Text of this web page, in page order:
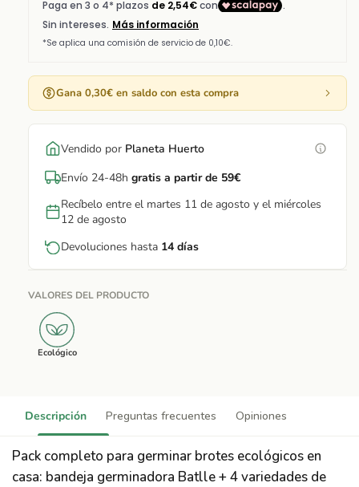
Gana 0,30€ en saldo con esta compra
Vendido por Planeta Huerto
Envío 24-48h gratis a partir de 59€
Recíbelo entre el martes 11 de agosto y el miércoles
12 de agosto
Devoluciones hasta 14 días
VALORES DEL PRODUCTO
Ecológico
Descripción Preguntas frecuentes Opiniones
Pack completo para germinar brotes ecológicos en
casa: bandeja germinadora Batlle + 4 variedades de